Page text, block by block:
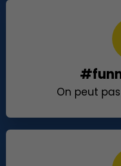
On peut